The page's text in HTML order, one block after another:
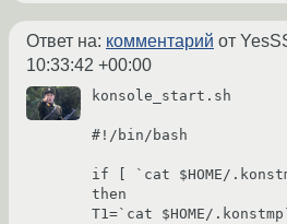
Ответ на: комментарий от
10:33:42 +00:00
konsole_start.sh
#!/bin/bash
if [ `cat $HOME/
then
T1=`cat $HOME/